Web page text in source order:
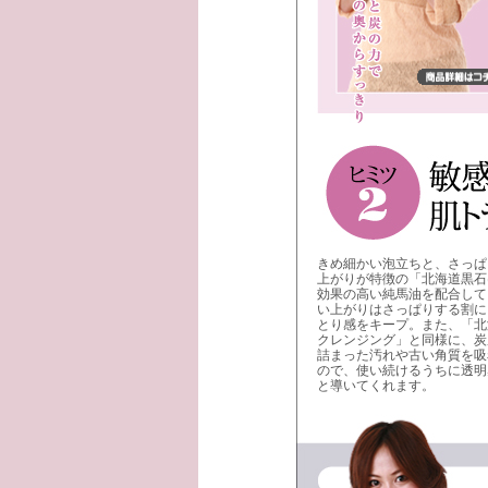
きめ細かい泡立ちと、さっ
上がりが特徴の「北海道黒
効果の高い純馬油を配合し
い上がりはさっぱりする割
とり感をキープ。また、「
クレンジング」と同様に、
詰まった汚れや古い角質を
ので、使い続けるうちに透
と導いてくれます。